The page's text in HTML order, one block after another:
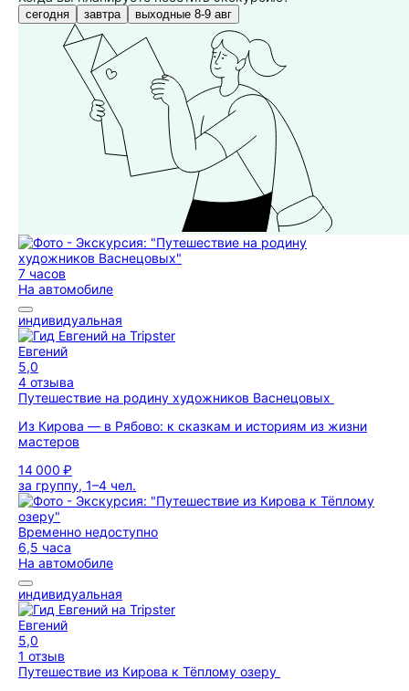
сегодня завтра выходные 8-9 авг
7 часов
На автомобиле
индивидуальная
Евгений
5,0
4 отзыва
Путешествие на родину художников Васнецовых
Из Кирова — в Рябово: к сказкам и историям из жизни
мастеров
14 000 ₽
за группу, 1–4 чел.
Временно недоступно
6,5 часа
На автомобиле
индивидуальная
Евгений
5,0
1 отзыв
Путешествие из Кирова к Тёплому озеру